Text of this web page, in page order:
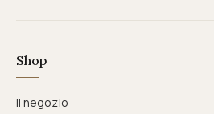
Shop
Il negozio